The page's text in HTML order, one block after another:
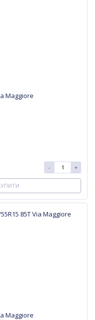
Maggiore
- +
Maggiore